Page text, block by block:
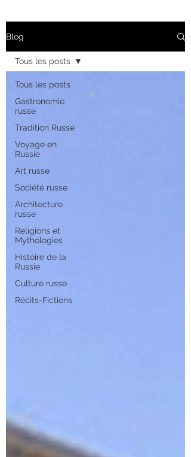
Blog
Tous les posts
Gastronomie
russe
Tradition Russe
Voyage en
Russie
Art russe
Société russe
Architecture
russe
Religions et
Mythologies
Histoire de la
Russie
Culture russe
Récits-Fictions
Tous les posts